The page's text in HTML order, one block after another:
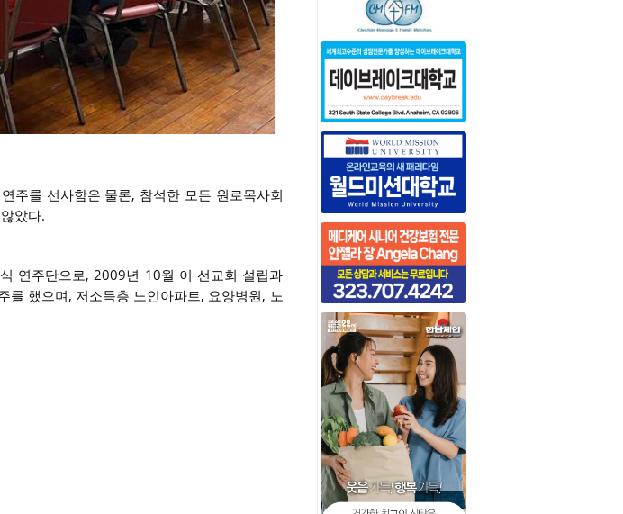
주를 선사함은 물론, 참석한 모든 원로목사회
았다.
연주단으로, 2009년 10월 이 선교회 설립과
를 했으며, 저소득층 노인아파트, 요양병원, 노